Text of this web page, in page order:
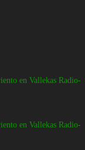
en Vallekas Radio-
en Vallekas Radio-
1: